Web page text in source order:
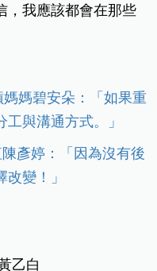
，我應該都會在那些
媽媽碧安朵：「如果重
與溝通方式。」
彥婷：「因為沒有後
變！」
乙白